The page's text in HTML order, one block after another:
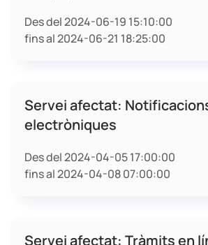
Des del 2024-06-19 15:10:00
fins al 2024-06-21 18:25:00
Servei afectat:
electròniques
Des del 2024-04-05 17:00:00
fins al 2024-04-08 07:00:00
Servei afectat: Tràmits en